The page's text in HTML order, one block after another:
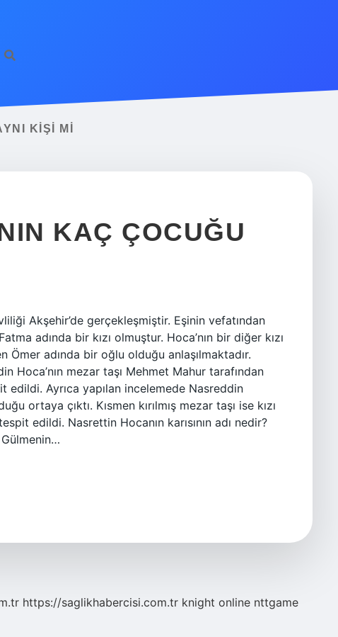
KIŞI MI
KAÇ ÇOCUĞU
Akşehir’de gerçekleşmiştir. Eşinin vefatından
adında bir kızı olmuştur. Hoca’nın bir diğer kızı
Ömer adında bir oğlu olduğu anlaşılmaktadır.
Hoca’nın mezar taşı Mehmet Mahur tarafından
edildi. Ayrıca yapılan incelemede Nasreddin
ortaya çıktı. Kısmen kırılmış mezar taşı ise kızı
edildi. Nasrettin Hocanın karısının adı nedir?
Gülmenin…
https://saglikhabercisi.com.tr knight online nttgame